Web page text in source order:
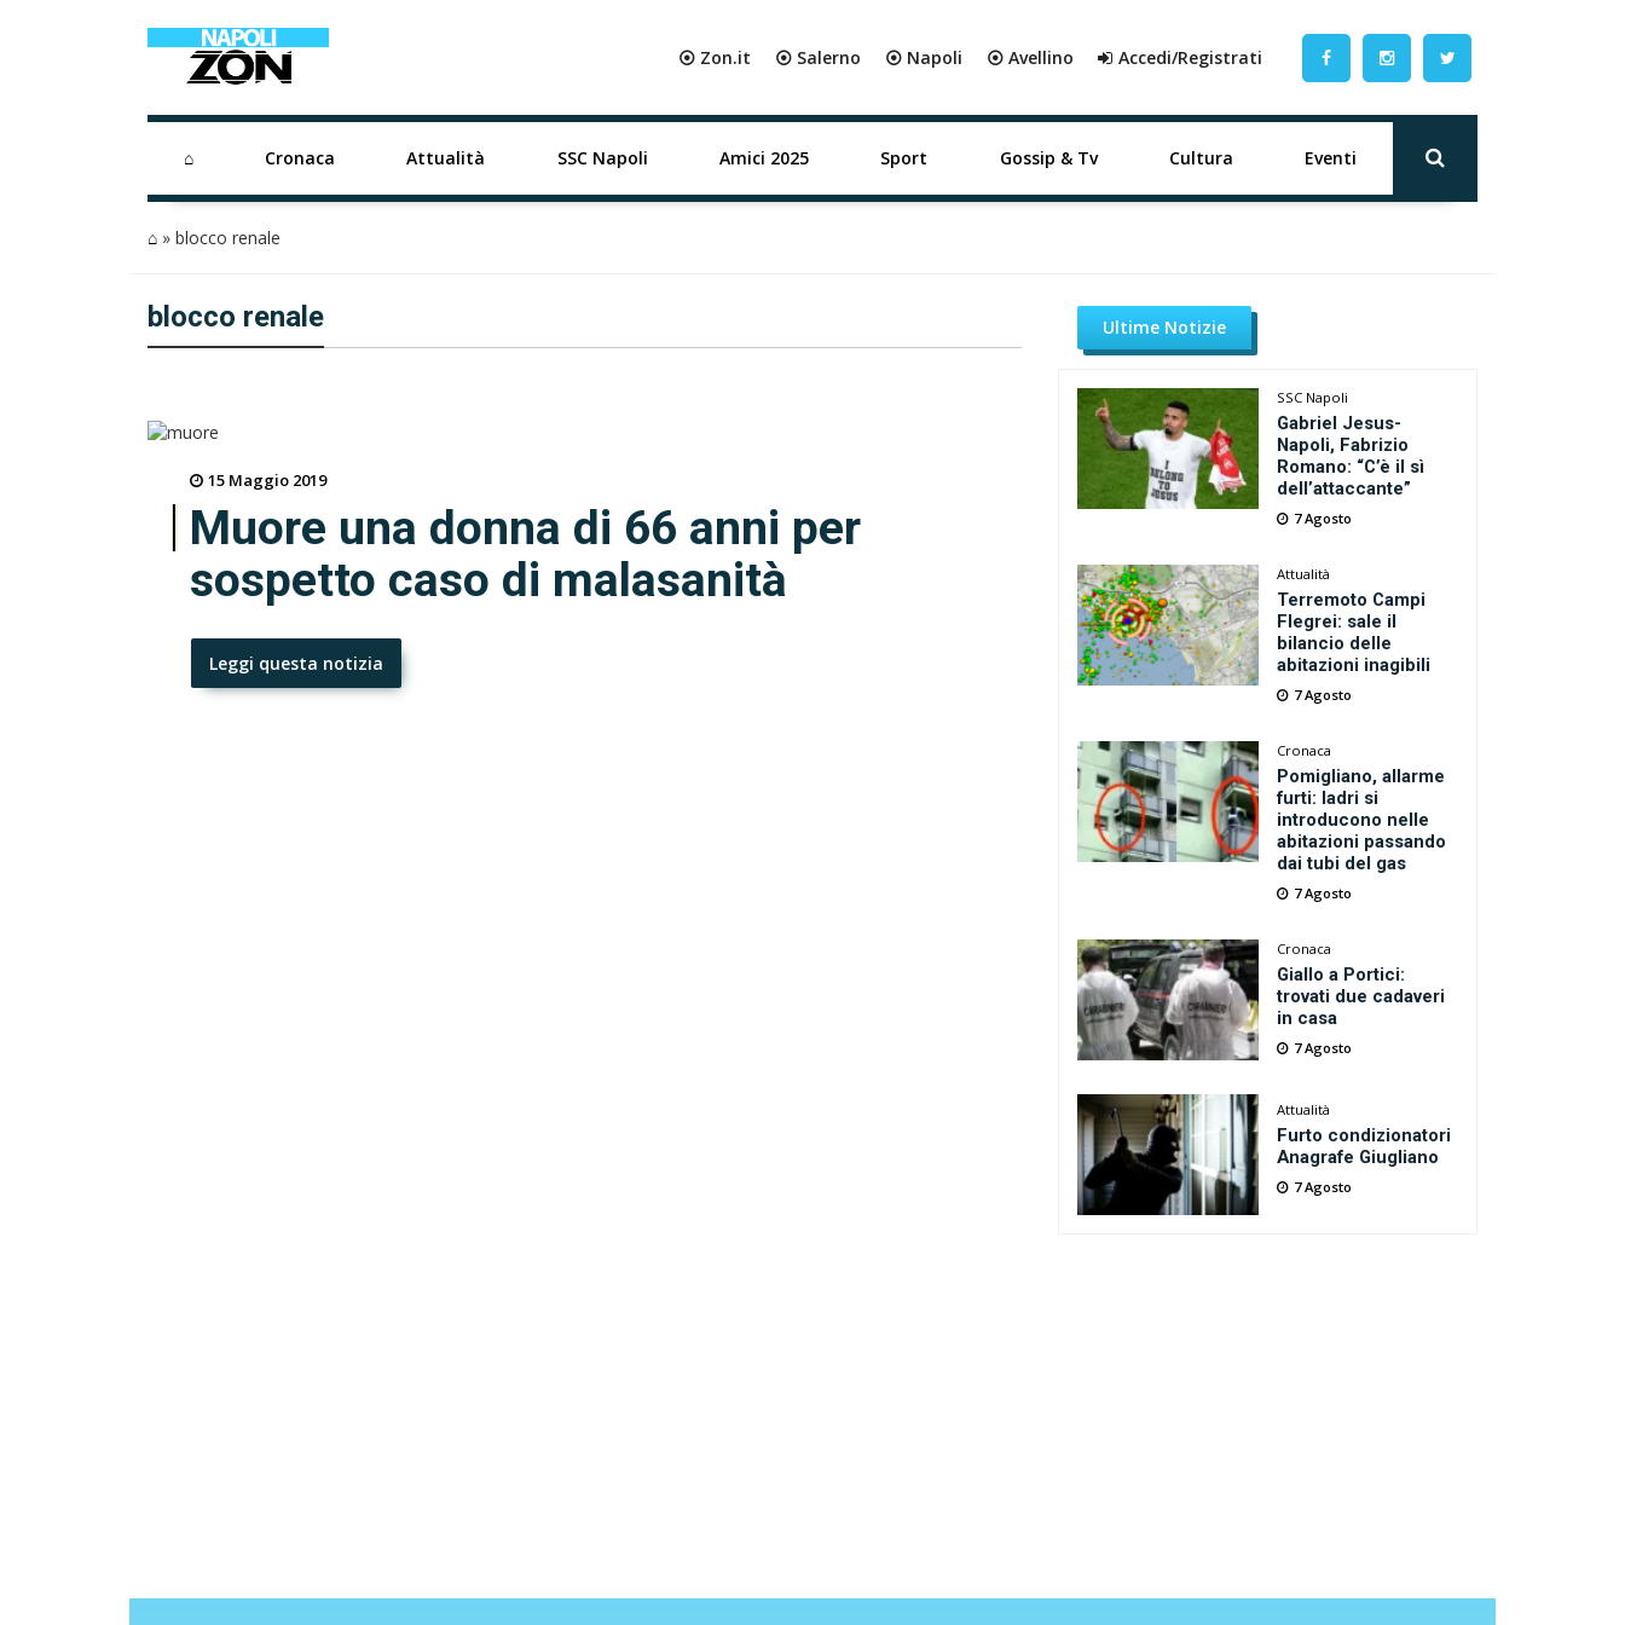
⦿ Zon.it ⦿ Salerno ⦿ Napoli ⦿ Avellino Accedi/Registrati
⌂ Cronaca Attualità SSC Napoli Amici 2025 Sport Gossip & Tv Cultura Eventi
⌂ » blocco renale
blocco renale
15 Maggio 2019
Muore una donna di 66 anni per
sospetto caso di malasanità
Leggi questa notizia
Ultime Notizie
SSC Napoli
Gabriel Jesus-
Napoli, Fabrizio
Romano: “C’è il sì
dell’attaccante”
7 Agosto
Attualità
Terremoto Campi
Flegrei: sale il
bilancio delle
abitazioni inagibili
7 Agosto
Cronaca
Pomigliano, allarme
furti: ladri si
introducono nelle
abitazioni passando
dai tubi del gas
7 Agosto
Cronaca
Giallo a Portici:
trovati due cadaveri
in casa
7 Agosto
Attualità
Furto condizionatori
Anagrafe Giugliano
7 Agosto